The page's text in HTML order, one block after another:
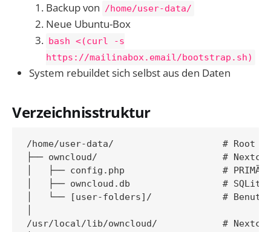
Backup von /home/user-data/
Neue Ubuntu-Box
bash <(curl -s
https://mailinabox.email/bootstrap.sh)
System rebuildet sich selbst aus den Daten
Verzeichnisstruktur
/home/user-data/                    # Root für
├── owncloud/                       #
│   ├── config.php                  #
│   ├── owncloud.db                 # SQLite
│   └── [user-folders]/             #
/usr/local/lib/owncloud/            #